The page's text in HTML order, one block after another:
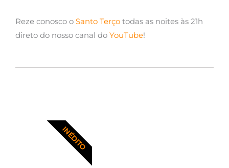
Reze conosco o Santo Terço todas as noites às 21h
direto do nosso canal do YouTube!
INÉDITO